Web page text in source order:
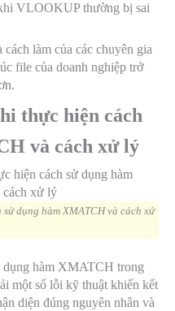
VLOOKUP thường bị sai
làm của các chuyên gia
file của doanh nghiệp trở
thực hiện cách
và cách xử lý
dụng hàm XMATCH và cách xử
dụng hàm XMATCH trong
một số lỗi kỹ thuật khiến kết
diện đúng nguyên nhân và